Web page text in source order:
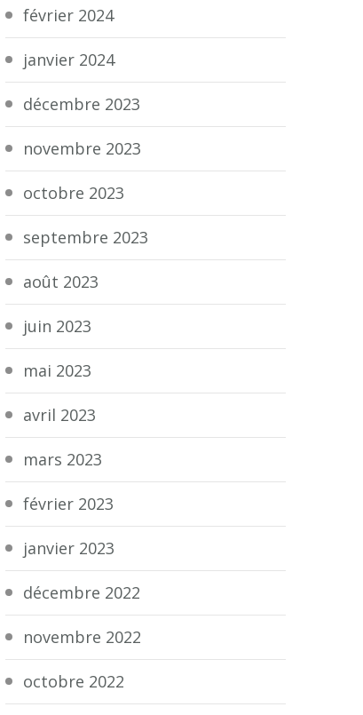
février 2024
janvier 2024
décembre 2023
novembre 2023
octobre 2023
septembre 2023
août 2023
juin 2023
mai 2023
avril 2023
mars 2023
février 2023
janvier 2023
décembre 2022
novembre 2022
octobre 2022